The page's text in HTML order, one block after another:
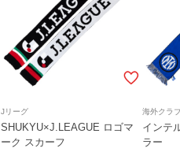
Jリーグ
SHUKYU×J.LEAGUE ロゴマ
ーク スカーフ
海外クラ
インテ
ラー